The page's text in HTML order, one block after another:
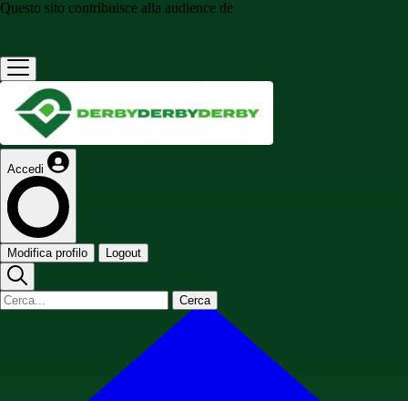
Questo sito contribuisce alla audience de
Accedi
Modifica profilo Logout
Cerca